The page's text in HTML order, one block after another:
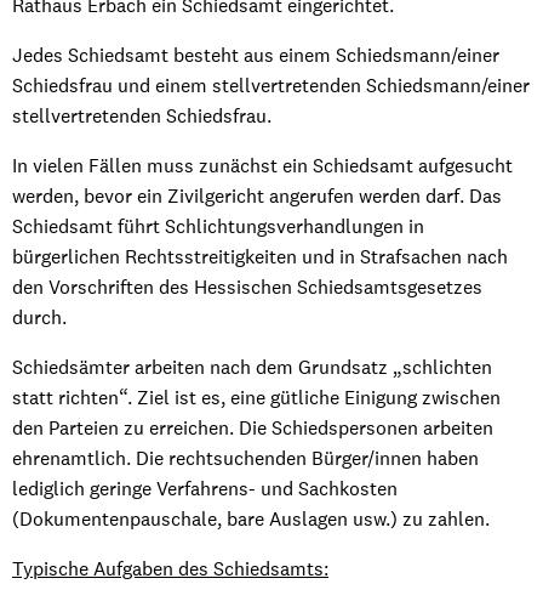
Rathaus Erbach ein Schiedsamt eingerichtet.
Jedes Schiedsamt besteht aus einem Schiedsmann/einer
Schiedsfrau und einem stellvertretenden Schiedsmann/einer
stellvertretenden Schiedsfrau.
In vielen Fällen muss zunächst ein Schiedsamt aufgesucht
werden, bevor ein Zivilgericht angerufen werden darf. Das
Schiedsamt führt Schlichtungsverhandlungen in
bürgerlichen Rechtsstreitigkeiten und in Strafsachen nach
den Vorschriften des Hessischen Schiedsamtsgesetzes
durch.
Schiedsämter arbeiten nach dem Grundsatz „schlichten
statt richten“. Ziel ist es, eine gütliche Einigung zwischen
den Parteien zu erreichen. Die Schiedspersonen arbeiten
ehrenamtlich. Die rechtsuchenden Bürger/innen haben
lediglich geringe Verfahrens- und Sachkosten
(Dokumentenpauschale, bare Auslagen usw.) zu zahlen.
Typische Aufgaben des Schiedsamts: